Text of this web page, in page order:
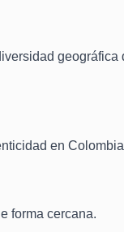
geográfica
en
forma cercana.